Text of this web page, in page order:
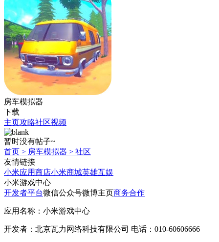
房车模拟器
下载
主页攻略社区视频
暂时没有帖子~
首页 > 房车模拟器 > 社区
友情链接
小米应用商店小米商城英雄互娱
小米游戏中心
开发者平台微信公众号微博主页商务合作
应用名称：小米游戏中心
开发者：北京瓦力网络科技有限公司 电话：010-60606666